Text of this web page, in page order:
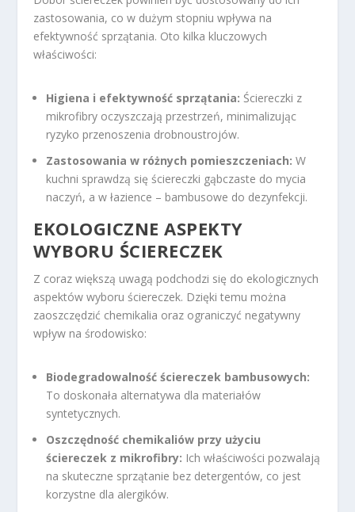
zastosowania, co w dużym stopniu wpływa na
efektywność sprzątania. Oto kilka kluczowych
właściwości:
Higiena i efektywność sprzątania: Ściereczki z
mikrofibry oczyszczają przestrzeń, minimalizując
ryzyko przenoszenia drobnoustrojów.
Zastosowania w różnych pomieszczeniach: W
kuchni sprawdzą się ściereczki gąbczaste do mycia
naczyń, a w łazience – bambusowe do dezynfekcji.
EKOLOGICZNE ASPEKTY
WYBORU ŚCIERECZEK
Z coraz większą uwagą podchodzi się do ekologicznych
aspektów wyboru ściereczek. Dzięki temu można
zaoszczędzić chemikalia oraz ograniczyć negatywny
wpływ na środowisko:
Biodegradowalność ściereczek bambusowych:
To doskonała alternatywa dla materiałów
syntetycznych.
Oszczędność chemikaliów przy użyciu
ściereczek z mikrofibry: Ich właściwości pozwalają
na skuteczne sprzątanie bez detergentów, co jest
korzystne dla alergików.